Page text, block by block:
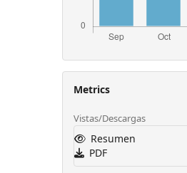
Metrics
Vistas/Descargas
Resumen
PDF